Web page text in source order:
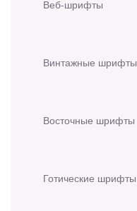
Веб-шрифты
Винтажные шрифты
Восточные шрифты
Готические шрифты